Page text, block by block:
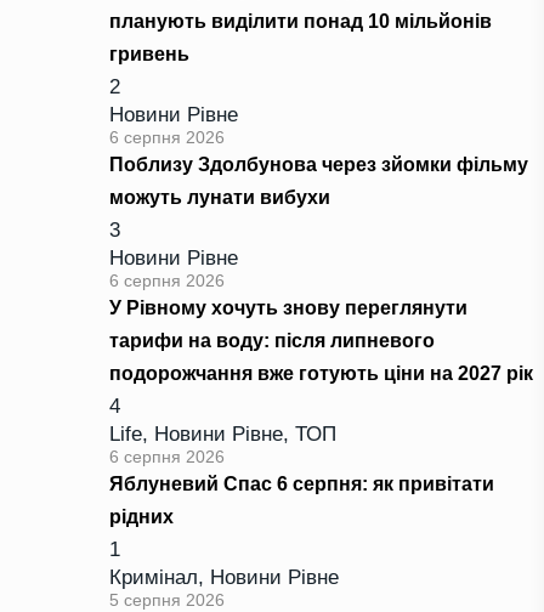
планують виділити понад 10 мільйонів
гривень
2
Новини Рівне
6 серпня 2026
Поблизу Здолбунова через зйомки фільму
можуть лунати вибухи
3
Новини Рівне
6 серпня 2026
У Рівному хочуть знову переглянути
тарифи на воду: після липневого
подорожчання вже готують ціни на 2027 рік
4
Life, Новини Рівне, ТОП
6 серпня 2026
Яблуневий Спас 6 серпня: як привітати
рідних
1
Кримінал, Новини Рівне
5 серпня 2026